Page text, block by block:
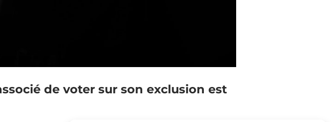
de voter sur son exclusion est